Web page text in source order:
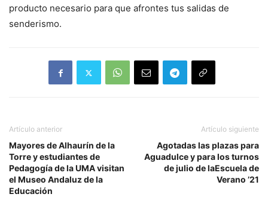
producto necesario para que afrontes tus salidas de
senderismo.
Artículo anterior
Mayores de Alhaurín de la
Torre y estudiantes de
Pedagogía de la UMA visitan
el Museo Andaluz de la
Educación
Artículo siguiente
Agotadas las plazas para
Aguadulce y para los turnos
de julio de laEscuela de
Verano ’21